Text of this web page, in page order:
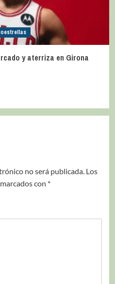
y aterriza en Girona
no será publicada. Los
con *